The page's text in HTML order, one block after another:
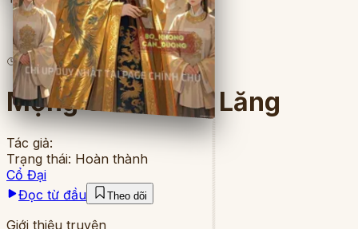
8lượt đọc· 6chương
Mộng Chiếu Kim Lăng
Tác giả:
Trạng thái: Hoàn thành
Cổ Đại
Đọc từ đầu
Theo dõi
Giới thiệu truyện